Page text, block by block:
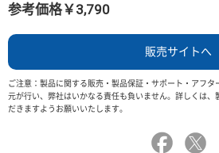
参考価格￥3,790
販売サイトへ
ご注意：製品に関する販売・製品保証・サポート・アフ
元が行い、弊社はいかなる責任も負いません。詳しくは、
だきますようお願いいたします。